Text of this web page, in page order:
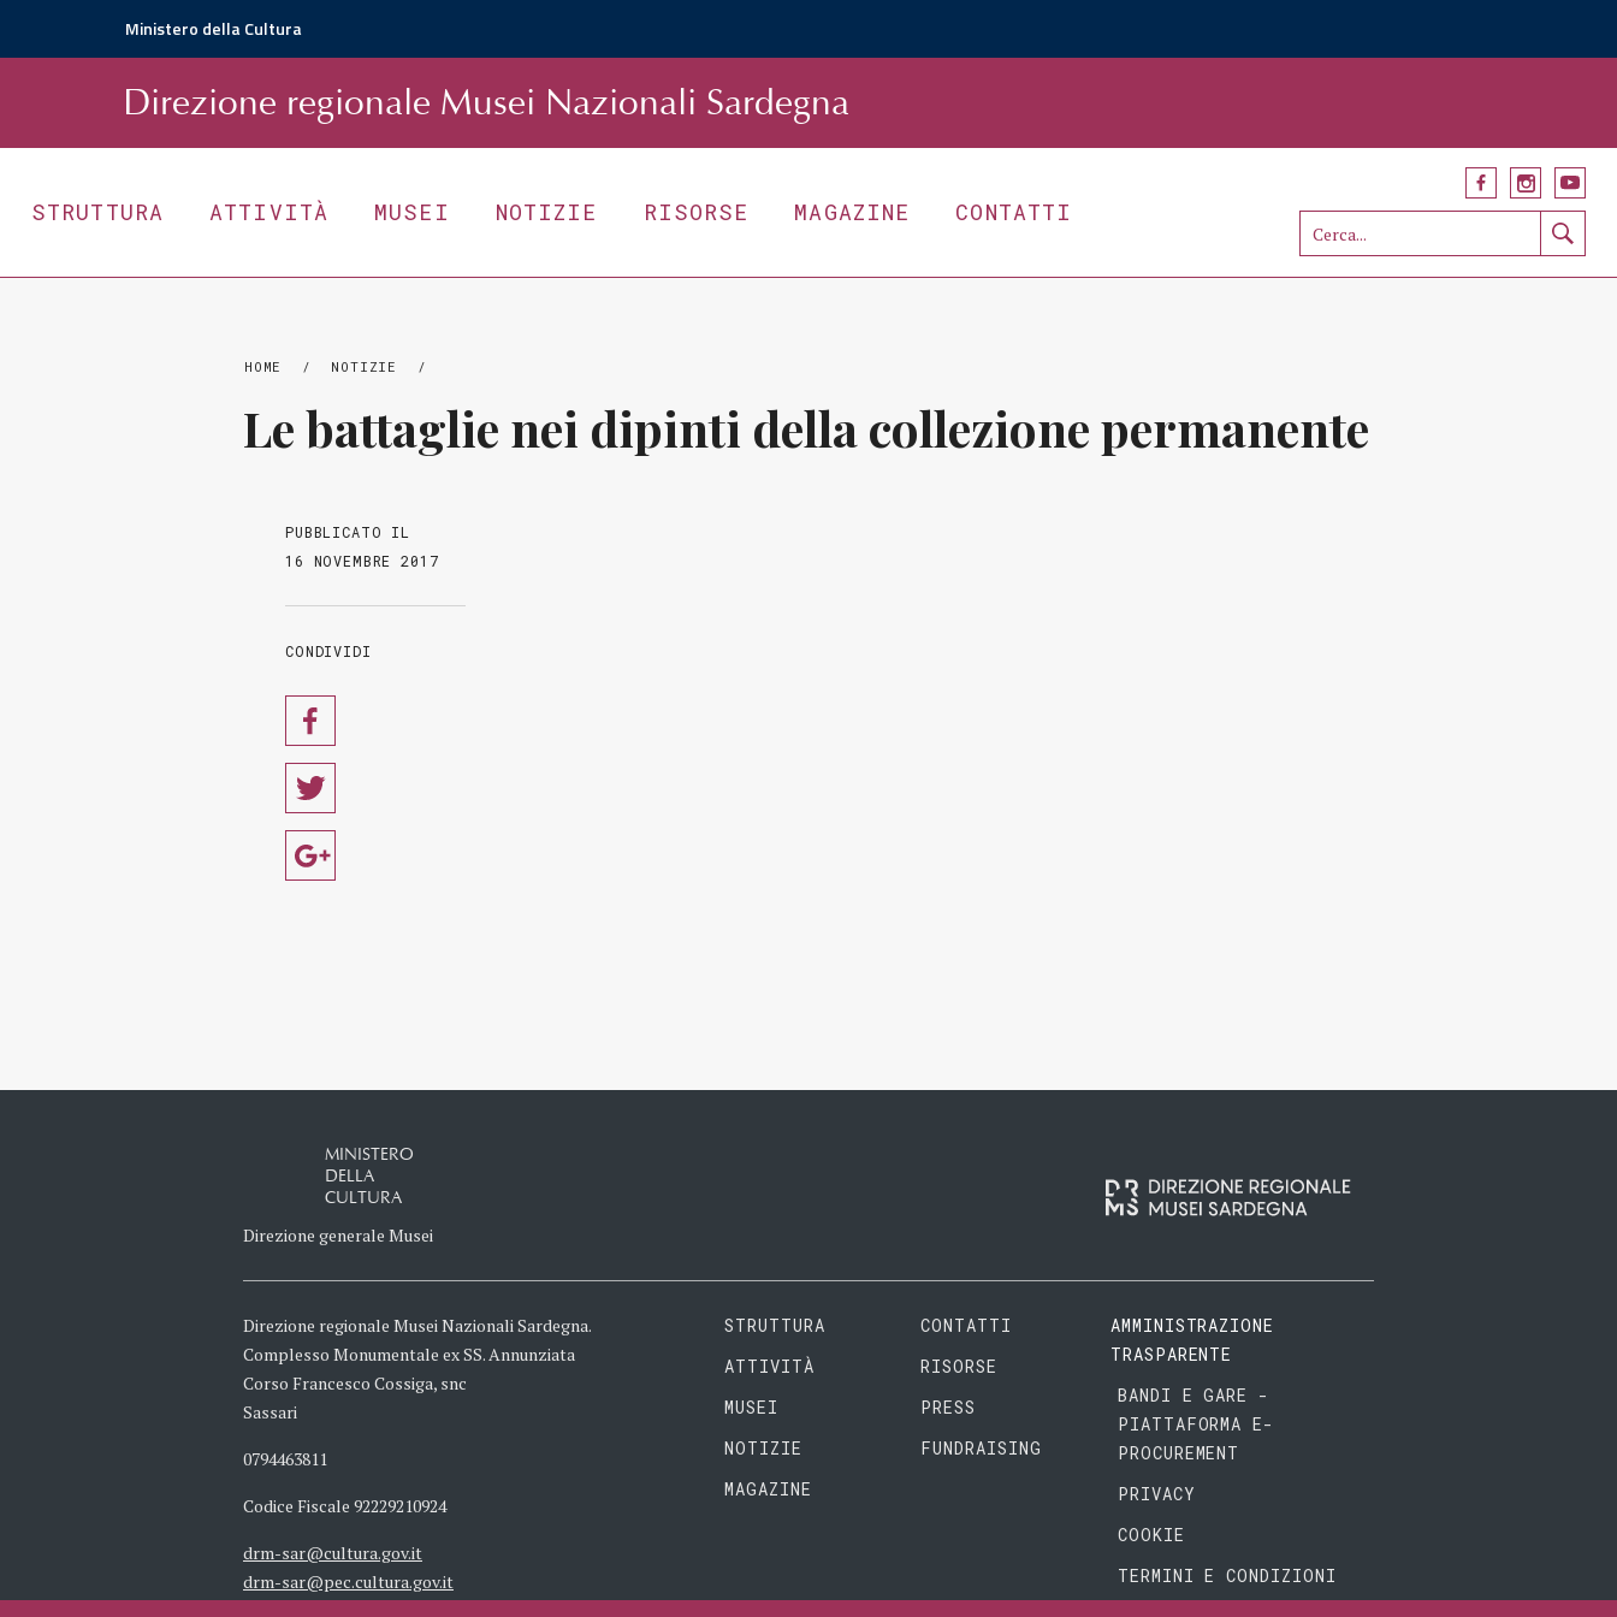
Ministero della Cultura
Direzione regionale Musei Nazionali Sardegna
STRUTTURA ATTIVITÀ MUSEI NOTIZIE RISORSE MAGAZINE CONTATTI
HOME / NOTIZIE /
Le battaglie nei dipinti della collezione permanente
PUBBLICATO IL
16 NOVEMBRE 2017
CONDIVIDI
MINISTERO
DELLA
CULTURA
Direzione generale Musei
Direzione regionale Musei Nazionali Sardegna.
Complesso Monumentale ex SS. Annunziata
Corso Francesco Cossiga, snc
Sassari
0794463811
Codice Fiscale 92229210924
drm-sar@cultura.gov.it
drm-sar@pec.cultura.gov.it
STRUTTURA
ATTIVITÀ
MUSEI
NOTIZIE
MAGAZINE
CONTATTI
RISORSE
PRESS
FUNDRAISING
AMMINISTRAZIONE
TRASPARENTE
BANDI E GARE -
PIATTAFORMA E-
PROCUREMENT
PRIVACY
COOKIE
TERMINI E CONDIZIONI